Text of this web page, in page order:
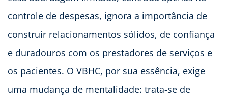
controle de despesas, ignora a importância de
construir relacionamentos sólidos, de confiança
e duradouros com os prestadores de serviços e
os pacientes. O VBHC, por sua essência, exige
uma mudança de mentalidade: trata-se de